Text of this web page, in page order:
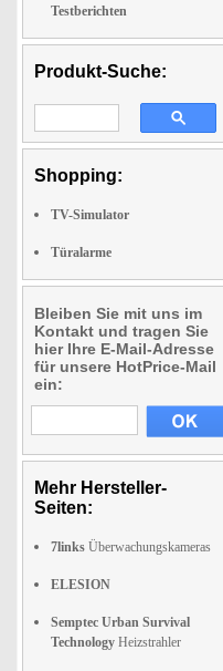
Testberichten
Produkt-Suche:
Shopping:
TV-Simulator
Türalarme
Bleiben Sie mit uns im
Kontakt und tragen Sie
hier Ihre E-Mail-Adresse
für unsere HotPrice-Mail
ein:
Mehr Hersteller-
Seiten:
7links Überwachungskameras
ELESION
Semptec Urban Survival
Technology Heizstrahler